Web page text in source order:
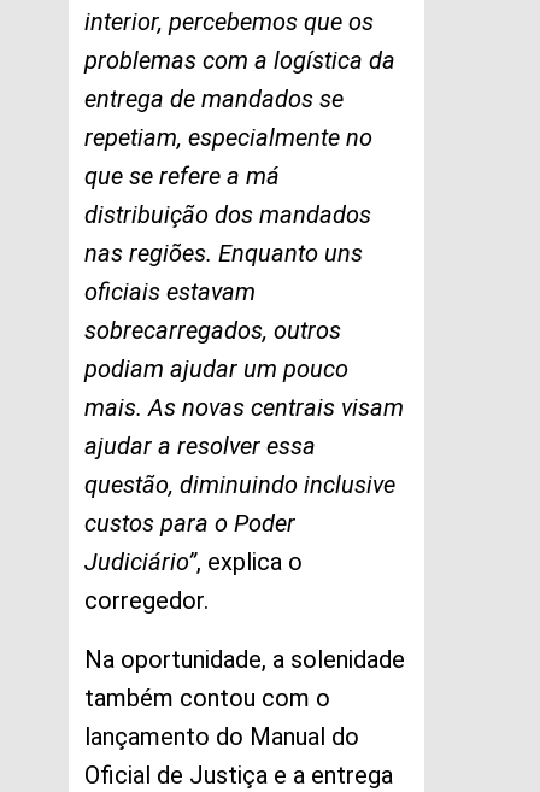
interior, percebemos que os
problemas com a logística da
entrega de mandados se
repetiam, especialmente no
que se refere a má
distribuição dos mandados
nas regiões. Enquanto uns
oficiais estavam
sobrecarregados, outros
podiam ajudar um pouco
mais. As novas centrais visam
ajudar a resolver essa
questão, diminuindo inclusive
custos para o Poder
Judiciário”, explica o
corregedor.
Na oportunidade, a solenidade
também contou com o
lançamento do Manual do
Oficial de Justiça e a entrega